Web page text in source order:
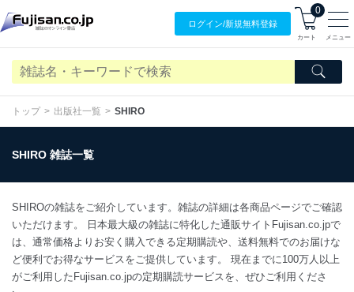
ログイン/新規無料登録
0
カート メニュー
トップ 出版社一覧 SHIRO
SHIRO 雑誌一覧
SHIROの雑誌をご紹介しています。雑誌の詳細は各商品ページでご確認
いただけます。 日本最大級の雑誌に特化した通販サイトFujisan.co.jpで
は、通常価格よりお安く購入できる定期購読や、送料無料でのお届けな
ど便利でお得なサービスをご提供しています。 現在までに100万人以上
がご利用したFujisan.co.jpの定期購読サービスを、ぜひご利用くださ